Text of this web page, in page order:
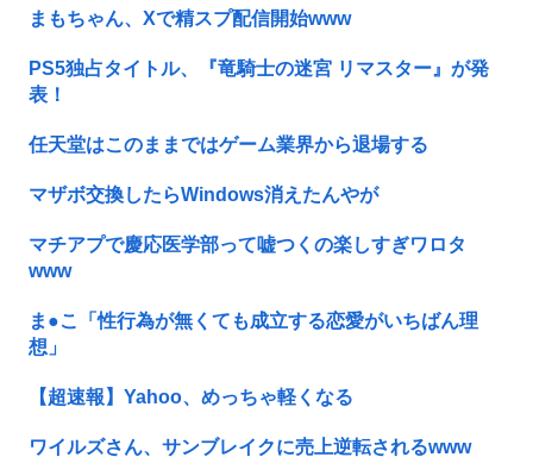
まもちゃん、Xで精スプ配信開始www
PS5独占タイトル、『竜騎士の迷宮 リマスター』が発
表！
任天堂はこのままではゲーム業界から退場する
マザボ交換したらWindows消えたんやが
マチアプで慶応医学部って嘘つくの楽しすぎワロタ
www
ま●こ「性行為が無くても成立する恋愛がいちばん理
想」
【超速報】Yahoo、めっちゃ軽くなる
ワイルズさん、サンブレイクに売上逆転されるwww